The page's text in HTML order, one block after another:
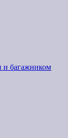
и багажником